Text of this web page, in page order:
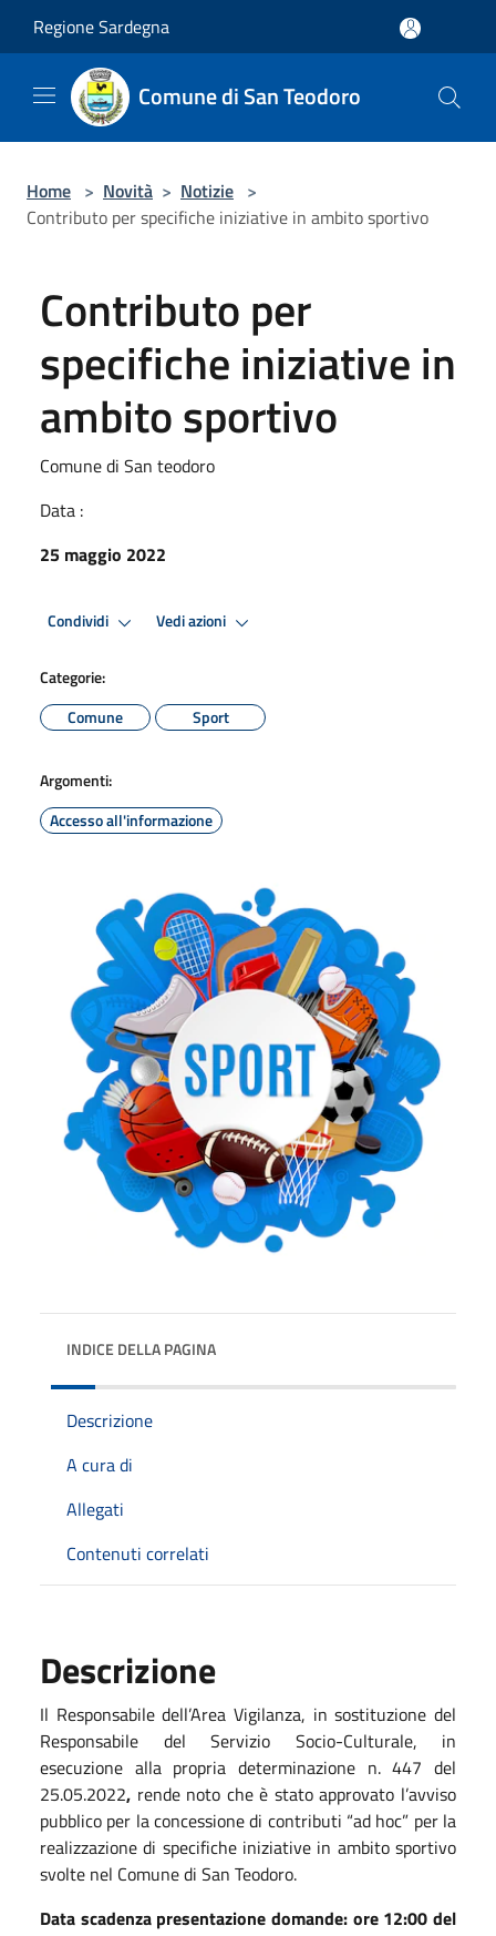
Regione Sardegna
Comune di San Teodoro
Home > Novità > Notizie >
Contributo per specifiche iniziative in ambito sportivo
Contributo per
specifiche iniziative in
ambito sportivo
Comune di San teodoro
Data :
25 maggio 2022
Condividi Vedi azioni
Categorie:
Comune
Sport
Argomenti:
Accesso all'informazione
INDICE DELLA PAGINA
Descrizione
A cura di
Allegati
Contenuti correlati
Descrizione
Il Responsabile dell’Area Vigilanza, in sostituzione del
Responsabile del Servizio Socio-Culturale, in
esecuzione alla propria determinazione n. 447 del
25.05.2022, rende noto che è stato approvato l’avviso
pubblico per la concessione di contributi “ad hoc” per la
realizzazione di specifiche iniziative in ambito sportivo
svolte nel Comune di San Teodoro.
Data scadenza presentazione domande: ore 12:00 del